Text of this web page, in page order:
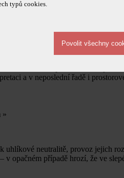
v řádu sekund dokážou
slovně anticipovat, což nás jako
a v neposlední řadě i
»
neutralitě, provoz jejich
opačném případě hrozí, že ve
typů cookies.